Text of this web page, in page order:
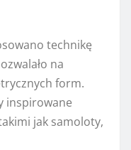
technikę
na
form.
inspirowane
jak samoloty,